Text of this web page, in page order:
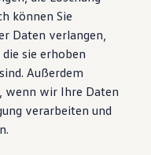
können Sie
Daten verlangen,
sie erhoben
Außerdem
wenn wir Ihre Daten
verarbeiten und